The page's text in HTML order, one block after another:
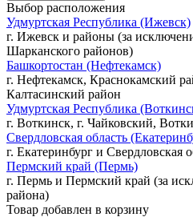
Выбор расположения
Удмуртская Республика (Ижевск)
г. Ижевск и районы (за
Шарканского районов)
Башкортостан (Нефтекамск)
г. Нефтекамск, Краснокамский
Калтасинский район
Удмуртская Республика
г. Воткинск, г. Чайковский,
Свердловская область
г. Екатеринбург и Свердловская
Пермский край (Пермь)
г. Пермь и Пермский край (за
района)
Товар добавлен в корзину